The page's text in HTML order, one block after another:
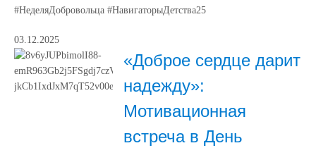
#НеделяДобровольца #НавигаторыДетства25
03.12.2025
«Доброе сердце дарит
надежду»:
Мотивационная
встреча в День